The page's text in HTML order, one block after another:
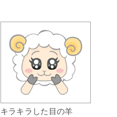
キラキラした目の羊